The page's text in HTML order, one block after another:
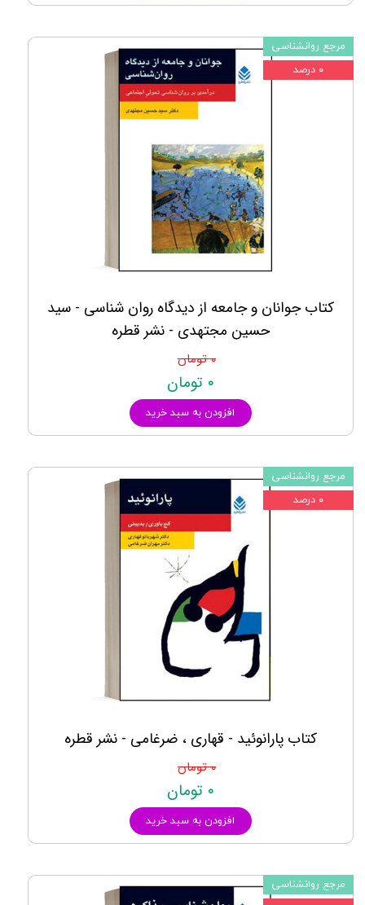
کتاب جوانان و جامعه از دیدگاه روان شناسی - سید
حسین مجتهدی - نشر قطره
۰ تومان
۰ تومان
افزودن به سبد خرید
مرجع روانشناسی
۰ درصد
کتاب پارانوئید - قهاری ، ضرغامی - نشر قطره
۰ تومان
۰ تومان
افزودن به سبد خرید
مرجع روانشناسی
۰ درصد
مرجع روانشناسی